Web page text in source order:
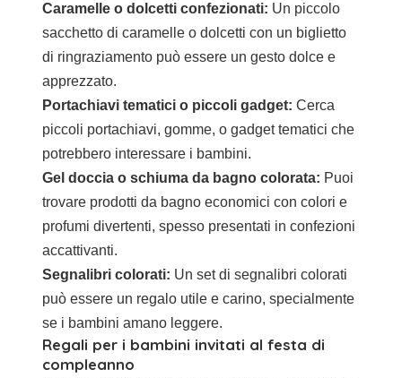
Caramelle o dolcetti confezionati: Un piccolo
sacchetto di caramelle o dolcetti con un biglietto
di ringraziamento può essere un gesto dolce e
apprezzato.
Portachiavi tematici o piccoli gadget: Cerca
piccoli portachiavi, gomme, o gadget tematici che
potrebbero interessare i bambini.
Gel doccia o schiuma da bagno colorata: Puoi
trovare prodotti da bagno economici con colori e
profumi divertenti, spesso presentati in confezioni
accattivanti.
Segnalibri colorati: Un set di segnalibri colorati
può essere un regalo utile e carino, specialmente
se i bambini amano leggere.
Regali per i bambini invitati al festa di
compleanno